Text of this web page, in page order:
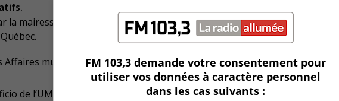
la mairesse de Longueuil, Sylvie Parent, et les autres élus du caucus des
municipales et de l’Habitation, Andrée Laforest sur cet enjeu.
de l’UMQ, Suzanne Roy, il est important d’alléger les processus.
FM 103,3 demande votre consentement pour
utiliser vos données à caractère personnel
dans les cas suivants :